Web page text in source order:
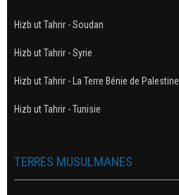
Hizb ut Tahrir - Soudan
Hizb ut Tahrir - Syrie
Hizb ut Tahrir - La Terre Bénie de Palestine
Hizb ut Tahrir - Tunisie
TERRES MUSULMANES